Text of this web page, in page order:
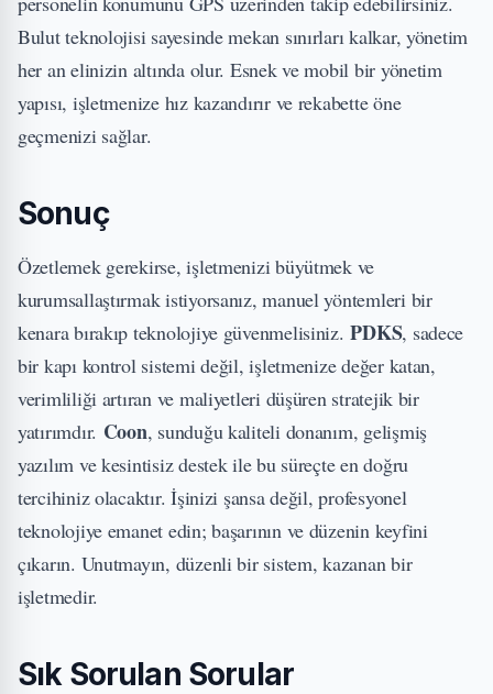
Bulut teknolojisi sayesinde mekan sınırları kalkar, yönetim
her an elinizin altında olur. Esnek ve mobil bir yönetim
yapısı, işletmenize hız kazandırır ve rekabette öne
geçmenizi sağlar.
Sonuç
Özetlemek gerekirse, işletmenizi büyütmek ve
kurumsallaştırmak istiyorsanız, manuel yöntemleri bir
kenara bırakıp teknolojiye güvenmelisiniz.PDKS, sadece
bir kapı kontrol sistemi değil, işletmenize değer katan,
verimliliği artıran ve maliyetleri düşüren stratejik bir
yatırımdır. Coon, sunduğu kaliteli donanım, gelişmiş
yazılım ve kesintisiz destek ile bu süreçte en doğru
tercihiniz olacaktır. İşinizi şansa değil, profesyonel
teknolojiye emanet edin; başarının ve düzenin keyfini
çıkarın. Unutmayın, düzenli bir sistem, kazanan bir
işletmedir.
Sık Sorulan Sorular